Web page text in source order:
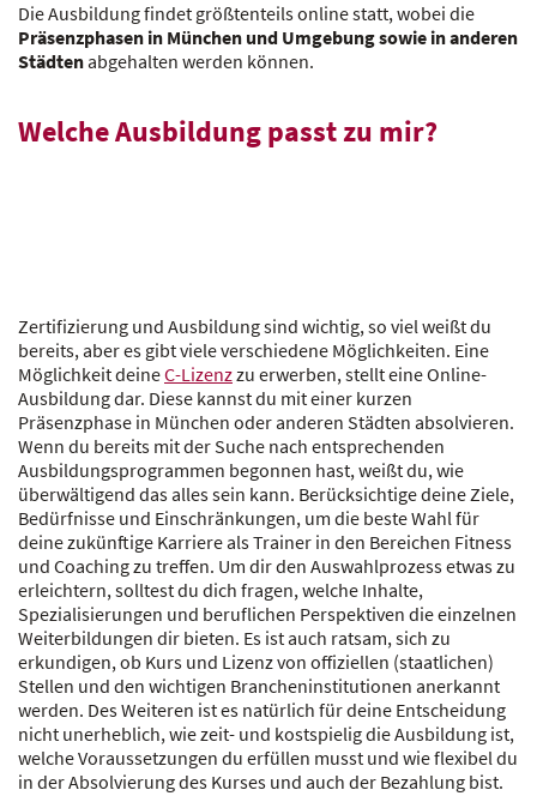
Die Ausbildung findet größtenteils online statt, wobei die
Präsenzphasen in München und Umgebung sowie in anderen
Städtenabgehalten werden können.
Welche Ausbildung passt zu mir?
Zertifizierung und Ausbildung sind wichtig, so viel weißt du
bereits, aber es gibt viele verschiedene Möglichkeiten. Eine
Möglichkeit deineC-Lizenzzu erwerben, stellt eine Online-
Ausbildung dar. Diese kannst du mit einer kurzen
Präsenzphase in München oder anderen Städten absolvieren.
Wenn du bereits mit der Suche nach entsprechenden
Ausbildungsprogrammen begonnen hast, weißt du, wie
überwältigend das alles sein kann. Berücksichtige deine Ziele,
Bedürfnisse und Einschränkungen, um die beste Wahl für
deine zukünftige Karriere als Trainer in den Bereichen Fitness
und Coaching zu treffen. Um dir den Auswahlprozess etwas zu
erleichtern, solltest du dich fragen, welche Inhalte,
Spezialisierungen und beruflichen Perspektiven die einzelnen
Weiterbildungen dir bieten. Es ist auch ratsam, sich zu
erkundigen, ob Kurs und Lizenz von offiziellen (staatlichen)
Stellen und den wichtigen Brancheninstitutionen anerkannt
werden. Des Weiteren ist es natürlich für deine Entscheidung
nicht unerheblich, wie zeit- und kostspielig die Ausbildung ist,
welche Voraussetzungen du erfüllen musst und wie flexibel du
in der Absolvierung des Kurses und auch der Bezahlung bist.